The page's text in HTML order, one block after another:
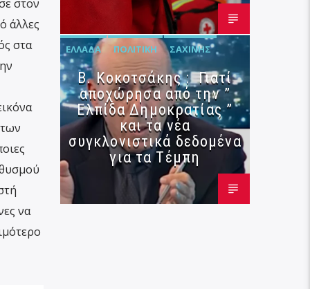
στον
άλλες
στα
να
ΕΛΛΆΔΑ ΠΟΛΙΤΙΚΉ ΣΑΧΊΝΗΣ
Β. Κοκοτσάκης : Γιατί
αποχώρησα από την ”
Ελπίδα Δημοκρατίας ”
και τα νέα
συγκλονιστικά δεδομένα
για τα Τέμπη